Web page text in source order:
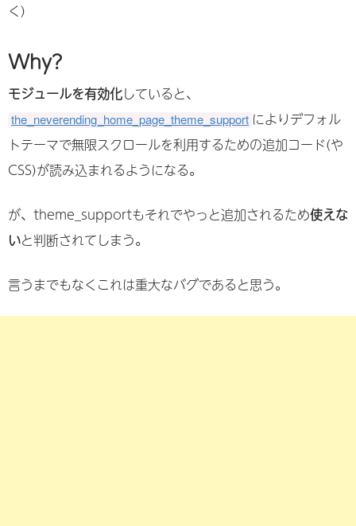
く)
Why?
モジュールを有効化していると、
the_neverending_home_page_theme_support によりデフォル
トテーマで無限スクロールを利用するための追加コード(や
CSS)が読み込まれるようになる。
が、theme_supportもそれでやっと追加されるため使えな
いと判断されてしまう。
言うまでもなくこれは重大なバグであると思う。